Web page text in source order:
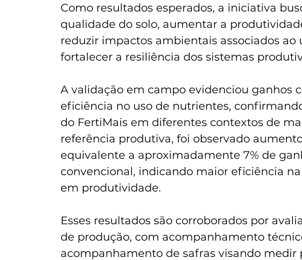
Como resultados esperados, a iniciativa
qualidade do solo, aumentar a
reduzir impactos ambientais associados
fortalecer a resiliência dos sistemas
A validação em campo evidenciou ganhos
eficiência no uso de nutrientes,
do FertiMais em diferentes contextos de
referência produtiva, foi observado
equivalente a aproximadamente 7% de
convencional, indicando maior eficiência
em produtividade.
Esses resultados são corroborados por
de produção, com acompanhamento
acompanhamento de safras visando